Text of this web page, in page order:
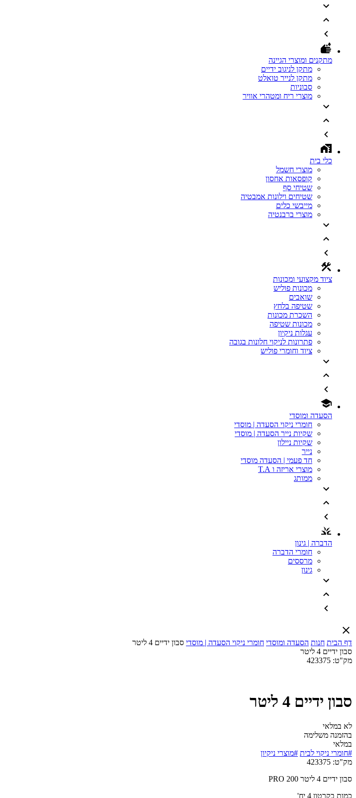
מתקנים ומוצרי הגיינה
מתקן לניגוב ידיים
מתקן לנייר טואלט
סבוניות
מוצרי ריח ומטהרי אוויר
כלי בית
מוצרי חשמל
קופסאות אחסון
שטיחי סף
שטיחים וילונות אמבטיה
מייבשי כלים
מוצרי ברבנטיה
ציוד מקצועי ומכונות
מכונות פוליש
שואבים
שטיפה בלחץ
השכרת מכונות
מכונות שטיפה
עגלות ניקיון
פתרונות לניקוי חלונות בגובה
ציוד וחומרי פוליש
הסעדה ומוסדי
חומרי ניקוי הסעדה | מוסדי
שקיות נייר הסעדה | מוסדי
שקיות ניילון
נייר
חד פעמי | הסעדה מוסדי
מוצרי אריזה ו T.A
ממותג
הדברה | גינון
חומרי הדברה
מרססים
גינון
דף הבית חנות הסעדה ומוסדי חומרי ניקוי הסעדה | מוסדי סבון ידיים 4 ליטר
סבון ידיים 4 ליטר
מק"ט: 423375
סבון ידיים 4 ליטר
לא במלאי
בהזמנה משלימה
במלאי
#חומרי ניקוי לבית #מוצרי ניקיון
מק"ט: 423375
סבון ידיים 4 ליטר PRO 200
כמות בקרטון 4 יח'